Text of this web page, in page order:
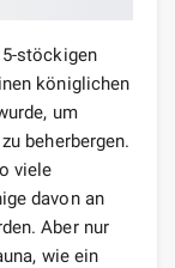
stöckigen
königlichen
um
beherbergen.
viele
davon an
Aber nur
wie ein